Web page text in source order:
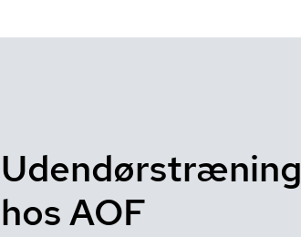
Udendørstræning
hos AOF